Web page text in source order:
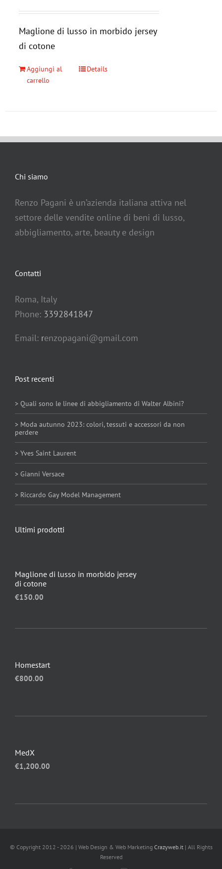
Maglione di lusso in morbido jersey
di cotone
Aggiungi al
carrello
Details
Chi siamo
Renzo Pagani è un’azienda italiana attiva nel
settore delle vendite online di beni di lusso,
abbigliamento, arte, beauty e design
Post recenti
> Quali sono le linee di abbigliamento di Walter Albini?
> Moda autunno 2023: colori, tessuti e accessori da non
perdere
> Yves Saint Laurent
> Gianni Versace
> Riccardo Gay Model Management
Contatti
Roma, Italy
Phone: 3392841847
Email: renzopagani@gmail.com
Ultimi prodotti
Maglione di lusso in morbido jersey
di cotone
€150.00
Homestart
€800.00
MedX
€1,200.00
© Copyright 2012 - 2026 | Web Design & Web Marketing Crazyweb.it| All Rights
Reserved